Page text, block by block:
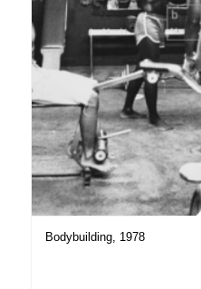
Bodybuilding, 1978